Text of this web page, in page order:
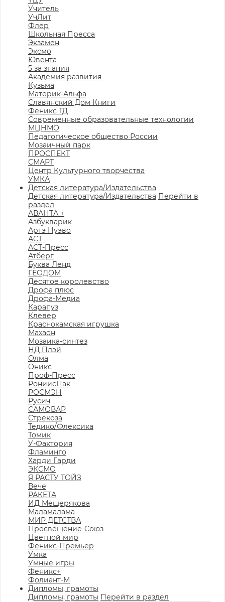
Учитель
УчЛит
Флер
Школьная Пресса
Экзамен
Эксмо
Ювента
5 за знания
Академия развития
Кузьма
Материк-Альфа
Славянский Дом Книги
Феникс ТД
Современные образовательные технологии
МЦНМО
Педагогическое общество России
Мозаичный парк
ПРОСПЕКТ
СМАРТ
Центр Культурного творчества
УМКА
Детская литература/Издательства
Детская литература/Издательства Перейти в
раздел
АВАНТА +
Азбукварик
Артэ Нуэво
АСТ
АСТ-Пресс
Атберг
Буква Ленд
ГЕОДОМ
Десятое королевство
Дрофа плюс
Дрофа-Медиа
Карапуз
Клевер
Краснокамская игрушка
Махаон
Мозаика-синтез
НД Плэй
Олма
Оникс
Проф-Пресс
РониисПак
РОСМЭН
Русич
САМОВАР
Стрекоза
Тедико/Флексика
Томик
У-Фактория
Фламинго
Харди Гарди
ЭКСМО
Я РАСТУ ТОЙЗ
Вече
РАКЕТА
ИД Мещерякова
Маламалама
МИР ДЕТСТВА
Просвещение-Союз
Цветной мир
Феникс-Премьер
Умка
Умные игры
Феникс+
Фолиант-М
Дипломы, грамоты
Дипломы, грамоты Перейти в раздел